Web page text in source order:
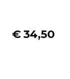
€34,50